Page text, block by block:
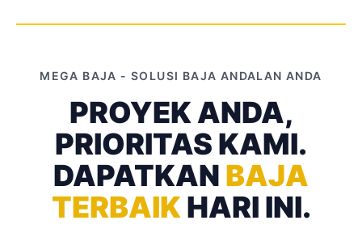
MEGA BAJA - SOLUSI BAJA ANDALAN ANDA
PROYEK ANDA,
PRIORITAS KAMI.
DAPATKAN BAJA
TERBAIK HARI INI.